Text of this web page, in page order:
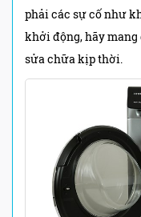
phải các sự cố như
khởi động, hãy
sửa chữa kịp thời.